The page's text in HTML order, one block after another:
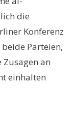
die
Konferenz
Parteien,
an
einhalten